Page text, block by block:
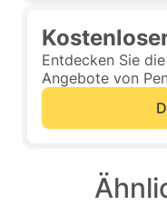
Entdecken Sie
Angebote von